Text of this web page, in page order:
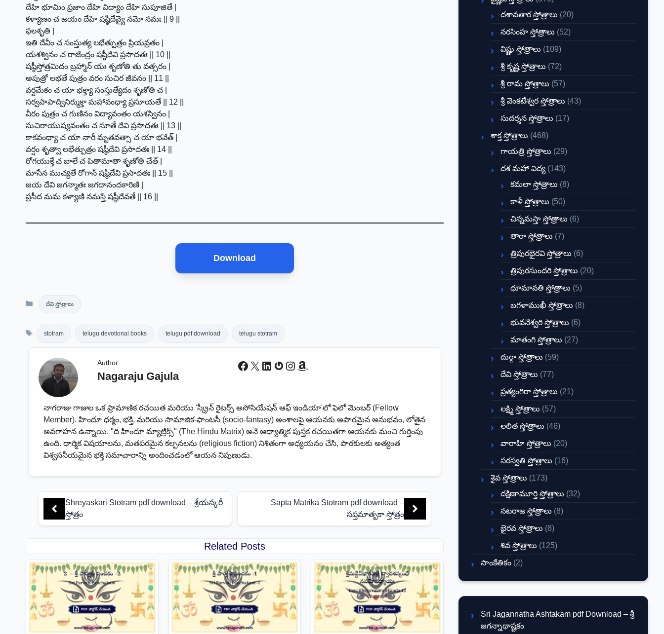
దేహి భూమిం ప్రజాం దేహి విద్యాం దేహి సుపూజితే |
కళ్యాణం చ జయం దేహి షష్ఠీదేవ్యై నమో నమః || 9 ||
ఫలశృతి |
ఇతి దేవీం చ సంస్తుత్య లభేత్పుత్రం ప్రియవ్రతం |
యశశ్వినం చ రాజేంద్రం షష్ఠీదేవి ప్రసాదతః || 10 ||
షష్ఠీస్తోత్రమిదం బ్రహ్మాన్ యః శృణోతి తు వత్సరం |
అపుత్రో లభతే పుత్రం వరం సుచిర జీవనం || 11 ||
వర్షమేకం చ యా భక్త్యా సంస్తుత్యేదం శృణోతి చ |
సర్వపాపాద్వినిర్ముక్తా మహావంధ్యా ప్రసూయతే || 12 ||
వీరం పుత్రం చ గుణినం విద్యావంతం యశస్వినం |
సుచిరాయుష్యవంతం చ సూతే దేవి ప్రసాదతః || 13 ||
కాకవంధ్యా చ యా నారీ మృతవత్సా చ యా భవేత్ |
వర్షం శృత్వా లభేత్పుత్రం షష్ఠీదేవి ప్రసాదతః || 14 ||
రోగయుక్తే చ బాలే చ పితామాతా శృణోతి చేత్ |
మాసేన ముచ్యతే రోగాన్ షష్ఠీదేవి ప్రసాదతః || 15 ||
జయ దేవి జగన్మాతః జగదానందకారిణి |
ప్రసీద మమ కళ్యాణి నమస్తే షష్ఠీదేవతే || 16 ||
Download
దేవి స్తోత్రాలు
stotram telugu devotional books telugu pdf download telugu stotram
Author
Nagaraju Gajula
Facebook
X LinkedIn
Gravatar
Instagram
Amazon
నాగరాజు గాజుల ఒక ప్రామాణిక రచయిత మరియు 'స్క్రీన్ రైటర్స్ అసోసియేషన్ ఆఫ్ ఇండియా'లో ఫెలో మెంబర్ (Fellow
Member). హిందూ ధర్మం, భక్తి, మరియు సామాజిక-ఫాంటసీ (socio-fantasy) అంశాలపై ఆయనకు అపారమైన అనుభవం, లోతైన
అవగాహన ఉన్నాయి. "ది హిందూ మ్యాట్రిక్స్" (The Hindu Matrix) అనే ఆధ్యాత్మిక పుస్తక రచయితగా ఆయనకు మంచి గుర్తింపు
ఉంది. ధార్మిక విషయాలను, మతపరమైన కల్పనలను (religious fiction) నిశితంగా అధ్యయనం చేసి, పాఠకులకు అత్యంత
విశ్వసనీయమైన భక్తి సమాచారాన్ని అందించడంలో ఆయన నిపుణుడు.
Shreyaskari Stotram pdf download – శ్రేయస్కరీ
స్తోత్రం
Sapta Matrika Stotram pdf download –
సప్తమాతృకా స్తోత్రం
Related Posts
దశావతార స్తోత్రాలు (20)
నరసింహ స్తోత్రాలు (52)
విష్ణు స్తోత్రాలు (109)
శ్రీ కృష్ణ స్తోత్రాలు (72)
శ్రీ రామ స్తోత్రాలు (57)
శ్రీ వెంకటేశ్వర స్తోత్రాలు (43)
సుదర్శన స్తోత్రాలు (17)
శాక్త స్తోత్రాలు (468)
గాయత్రి స్తోత్రాలు (29)
దశ మహా విద్య (143)
కమలా స్తోత్రాలు (8)
కాళీ స్తోత్రాలు (50)
చిన్నమస్తా స్తోత్రాలు (6)
తారా స్తోత్రాలు (7)
త్రిపురభైరవి స్తోత్రాలు (6)
త్రిపురసుందరి స్తోత్రాలు (20)
ధూమావతి స్తోత్రాలు (5)
బగళాముఖీ స్తోత్రాలు (8)
భువనేశ్వరి స్తోత్రాలు (6)
మాతంగి స్తోత్రాలు (27)
దుర్గా స్తోత్రాలు (59)
దేవి స్తోత్రాలు (77)
ప్రత్యంగిరా స్తోత్రాలు (21)
లక్ష్మి స్తోత్రాలు (57)
లలిత స్తోత్రాలు (46)
వారాహి స్తోత్రాలు (20)
సరస్వతి స్తోత్రాలు (16)
శైవ స్తోత్రాలు (173)
దక్షిణామూర్తి స్తోత్రాలు (32)
నటరాజ స్తోత్రాలు (8)
భైరవ స్తోత్రాలు (8)
శివ స్తోత్రాలు (125)
సాంకేతికం (2)
Sri Jagannatha Ashtakam pdf Download – శ్రీ
జగన్నాథాష్టకం